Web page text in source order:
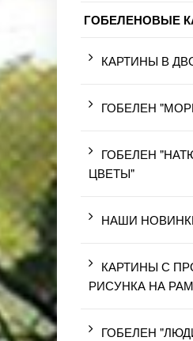
ГОБЕЛЕНОВЫЕ
КАРТИНЫ В
ГОБЕЛЕН
ГОБЕЛЕН
ЦВЕТЫ"
НАШИ
КАРТИНЫ С
РИСУНКА НА
ГОБЕЛЕН